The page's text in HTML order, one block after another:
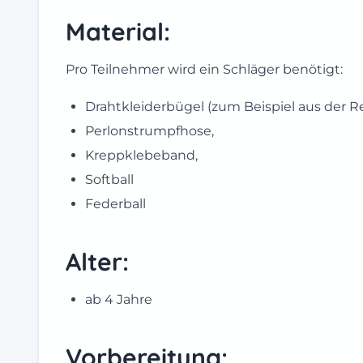
Material:
Pro Teilnehmer wird ein Schläger benötigt:
Drahtkleiderbügel (zum Beispiel aus der
Perlonstrumpfhose,
Kreppklebeband,
Softball
Federball
Alter:
ab 4 Jahre